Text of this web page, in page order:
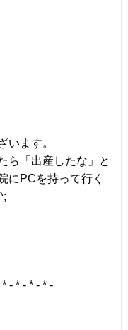
います。
ら「出産したな」と
にPCを持って行く
- * - * - * -